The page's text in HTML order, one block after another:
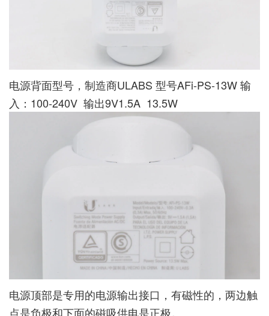
电源背面型号，制造商ULABS 型号AFi-PS-13W 输
入：100-240V 输出9V1.5A 13.5W
电源顶部是专用的电源输出接口，有磁性的，两边触
点是负极和下面的磁吸供电是正极。